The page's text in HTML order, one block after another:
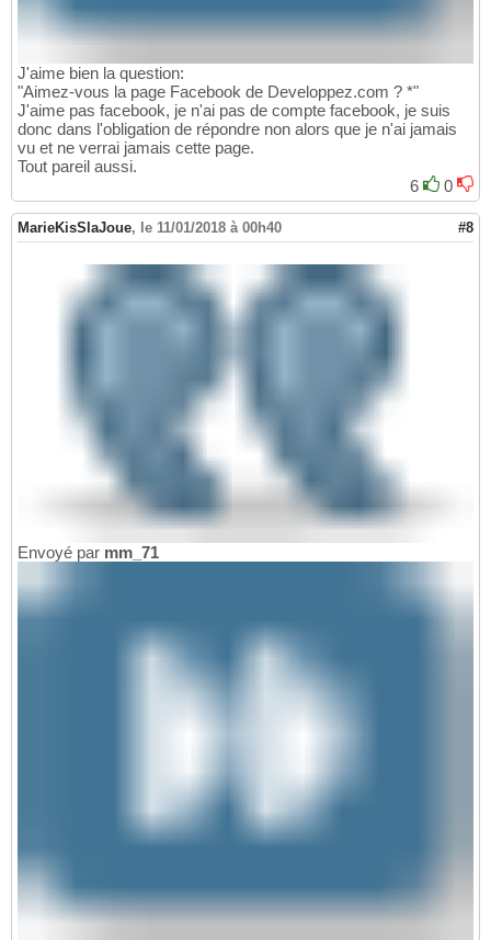
J'aime bien la question:
"Aimez-vous la page Facebook de Developpez.com ? *"
J'aime pas facebook, je n'ai pas de compte facebook, je suis
donc dans l'obligation de répondre non alors que je n'ai jamais
vu et ne verrai jamais cette page.
Tout pareil aussi.
6
0
MarieKisSlaJoue, le 11/01/2018 à 00h40 #8
Envoyé par mm_71